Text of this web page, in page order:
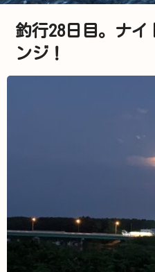
釣行28日目。ナイ
ンジ！